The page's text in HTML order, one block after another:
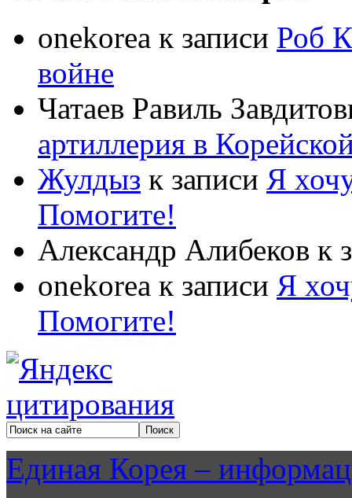
onekorea к записи Роб
войне
Чатаев Равиль
артиллерия в
Жулдыз к записи Я
Помогите!
Александр Алибеков к
onekorea к записи Я
Помогите!
Единая Корея –